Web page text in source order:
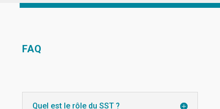
FAQ
Quel est le rôle du SST ?